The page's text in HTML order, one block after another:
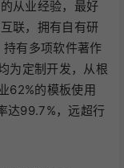
从业经验，最好
联，拥有自有研
有多项软件著作
为定制开发，从根
62%的模板使用
达99.7%，远超行